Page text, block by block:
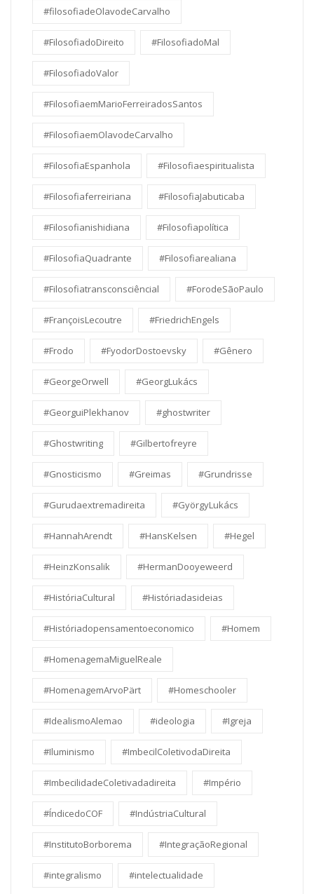
#filosofiadeOlavodeCarvalho
#FilosofiadoDireito #FilosofiadoMal
#FilosofiadoValor
#FilosofiaemMarioFerreiradosSantos
#FilosofiaemOlavodeCarvalho
#FilosofiaEspanhola #Filosofiaespiritualista
#Filosofiaferreiriana #FilosofiaJabuticaba
#Filosofianishidiana #Filosofiapolítica
#FilosofiaQuadrante #Filosofiarealiana
#Filosofiatransconsciêncial #ForodeSãoPaulo
#FrançoisLecoutre #FriedrichEngels
#Frodo #FyodorDostoevsky #Gênero
#GeorgeOrwell #GeorgLukács
#GeorguiPlekhanov #ghostwriter
#Ghostwriting #Gilbertofreyre
#Gnosticismo #Greimas #Grundrisse
#Gurudaextremadireita #GyörgyLukács
#HannahArendt #HansKelsen #Hegel
#HeinzKonsalik #HermanDooyeweerd
#HistóriaCultural #Históriadasideias
#Históriadopensamentoeconomico #Homem
#HomenagemaMiguelReale
#HomenagemArvoPärt #Homeschooler
#IdealismoAlemao #ideologia #Igreja
#Iluminismo #ImbecilColetivodaDireita
#ImbecilidadeColetivadadireita #Império
#ÍndicedoCOF #IndústriaCultural
#InstitutoBorborema #IntegraçãoRegional
#integralismo #intelectualidade